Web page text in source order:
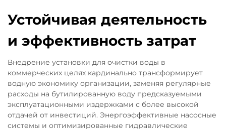
Устойчивая деятельность
и эффективность затрат
Внедрение установки для очистки воды в
коммерческих целях кардинально трансформирует
водную экономику организации, заменяя регулярные
расходы на бутилированную воду предсказуемыми
эксплуатационными издержками с более высокой
отдачей от инвестиций. Энергоэффективные насосные
системы и оптимизированные гидравлические